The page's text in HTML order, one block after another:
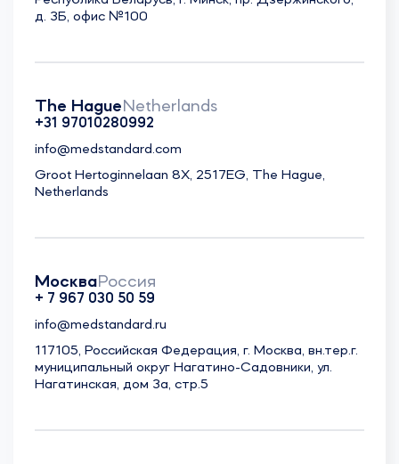
д. 3Б, офис №100
The HagueNetherlands
+31 97010280992
info@medstandard.com
Groot Hertoginnelaan 8X, 2517EG, The Hague,
Netherlands
МоскваРоссия
+ 7 967 030 50 59
info@medstandard.ru
117105, Российская Федерация, г. Москва, вн.тер.г.
муниципальный округ Нагатино-Садовники, ул.
Нагатинская, дом 3а, стр.5